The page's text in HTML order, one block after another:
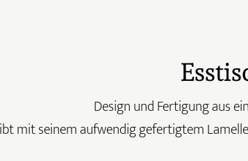
Design und Fertigung aus
mit seinem aufwendig gefertigtem